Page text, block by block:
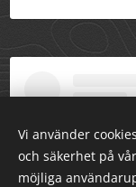
Vi använder
och säkerhet på
möjliga